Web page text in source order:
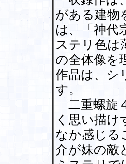
がある建物
は、「神代
ステリ色は
の全体像を
作品は、シ
す。
二重螺旋
く思い描
なか感じる
介が妹の敵